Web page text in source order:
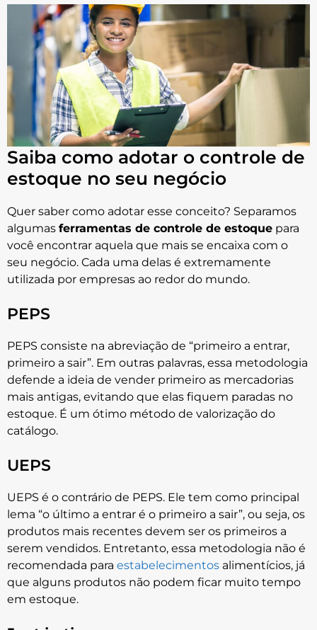
Saiba como adotar o controle de
estoque no seu negócio
Quer saber como adotar esse conceito? Separamos
algumas ferramentas de controle de estoque para
você encontrar aquela que mais se encaixa com o
seu negócio. Cada uma delas é extremamente
utilizada por empresas ao redor do mundo.
PEPS
PEPS consiste na abreviação de “primeiro a entrar,
primeiro a sair”. Em outras palavras, essa metodologia
defende a ideia de vender primeiro as mercadorias
mais antigas, evitando que elas fiquem paradas no
estoque. É um ótimo método de valorização do
catálogo.
UEPS
UEPS é o contrário de PEPS. Ele tem como principal
lema “o último a entrar é o primeiro a sair”, ou seja, os
produtos mais recentes devem ser os primeiros a
serem vendidos. Entretanto, essa metodologia não é
recomendada para estabelecimentos alimentícios, já
que alguns produtos não podem ficar muito tempo
em estoque.